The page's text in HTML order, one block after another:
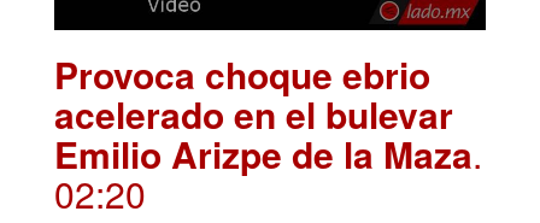
Provoca choque ebrio
acelerado en el bulevar
Emilio Arizpe de la Maza.
02:20